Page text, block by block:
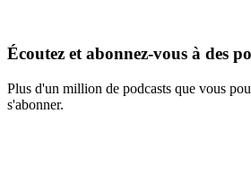
Écoutez et abonnez-vous à des
Plus d'un million de podcasts que vous
s'abonner.